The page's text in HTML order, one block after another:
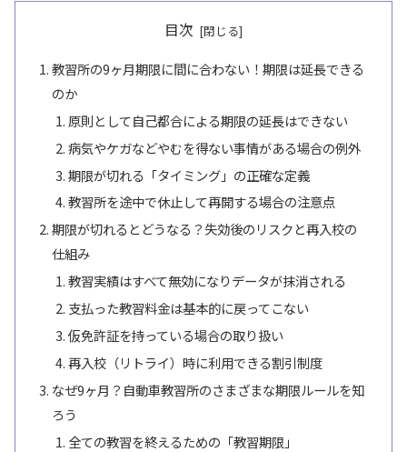
目次
教習所の9ヶ月期限に間に合わない！期限は延長できる
のか
原則として自己都合による期限の延長はできない
病気やケガなどやむを得ない事情がある場合の例外
期限が切れる「タイミング」の正確な定義
教習所を途中で休止して再開する場合の注意点
期限が切れるとどうなる？失効後のリスクと再入校の
仕組み
教習実績はすべて無効になりデータが抹消される
支払った教習料金は基本的に戻ってこない
仮免許証を持っている場合の取り扱い
再入校（リトライ）時に利用できる割引制度
なぜ9ヶ月？自動車教習所のさまざまな期限ルールを知
ろう
全ての教習を終えるための「教習期限」